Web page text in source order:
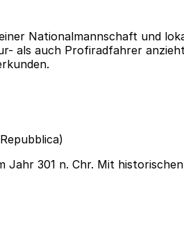
Nationalmannschaft und
als auch Profiradfahrer
Jahr 301 n. Chr. Mit